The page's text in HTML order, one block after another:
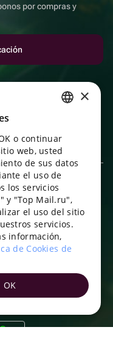
por compras y
2/3
de las TI: prestación
ofertas (anuncios) de
a la
rusos para
ENGLISH
UKRAINIAN
PORTUGUESE
SPANISH
HUNGARIAN
ITALIAN
POLISH
×
o continuar
web, usted
de sus datos
el uso de
los servicios
y "Top Mail.ru",
el uso del sitio
servicios.
información,
de Cookies de
OK